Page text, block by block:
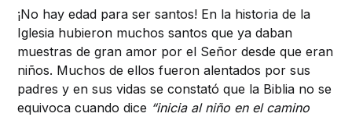
¡No hay edad para ser santos! En la historia de la
Iglesia hubieron muchos santos que ya daban
muestras de gran amor por el Señor desde que eran
niños. Muchos de ellos fueron alentados por sus
padres y en sus vidas se constató que la Biblia no se
equivoca cuando dice “inicia al niño en el camino